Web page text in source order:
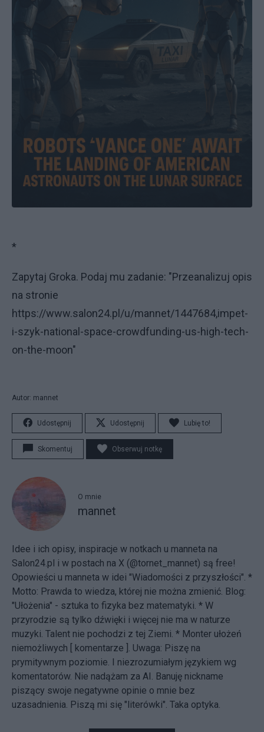
*
Zapytaj Groka. Podaj mu zadanie: "Przeanalizuj opis
na stronie
https://www.salon24.pl/u/mannet/1447684,impet-
i-szyk-national-space-crowdfunding-us-high-tech-
on-the-moon"
Autor: mannet
Udostępnij Udostępnij Lubię to!
Skomentuj Obserwuj notkę
O mnie
mannet
Idee i ich opisy, inspiracje w notkach u manneta na
Salon24.pl i w postach na X (@tornet_mannet) są free!
Opowieści u manneta w idei "Wiadomości z przyszłości". *
Motto: Prawda to wiedza, której nie można zmienić. Blog:
"Ułożenia" - sztuka to fizyka bez matematyki. * W
przyrodzie są tylko dźwięki i więcej nie ma w naturze
muzyki. Talent nie pochodzi z tej Ziemi. * Monter ułożeń
niemożliwych [
komentarze ]. Uwaga: Piszę na
prymitywnym poziomie. I niezrozumiałym językiem wg
komentatorów. Nie nadążam za AI. Banuję nickname
piszący swoje negatywne opinie o mnie bez
uzasadnienia. Piszą mi się "literówki". Taka optyka.